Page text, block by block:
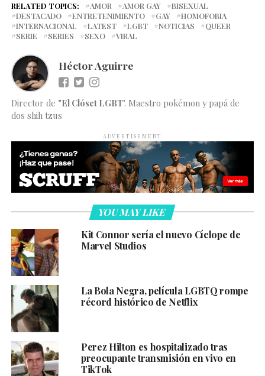
RELATED TOPICS: AMOR AMOR GAY
BISEXUAL
DESTACADO
ENTRETENIMIENTO GAY
HOMOFOBIA
INTERNACIONAL
LATEST LGBT NOTICIAS
QUEER
SERIE
SERIES SEXO VIRAL
Héctor Aguirre
Director de "El Clóset LGBT". Maestro pokémon y papá de
dos shih tzus
ADVERTISEMENT
YOU MAY LIKE
Kit Connor sería el nuevo Cíclope de
Marvel Studios
La Bola Negra, película LGBTQ rompe
récord histórico de Netflix
Perez Hilton es hospitalizado tras
preocupante transmisión en vivo en
TikTok